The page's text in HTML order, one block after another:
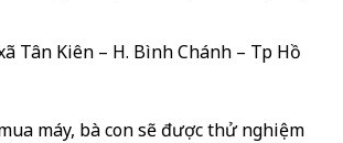
Tân Kiên – H. Bình Chánh – Tp Hồ
máy, bà con sẽ được thử nghiệm